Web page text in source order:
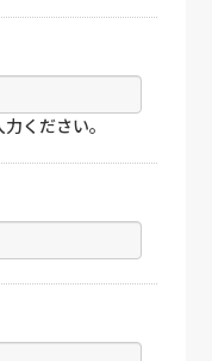
ください。